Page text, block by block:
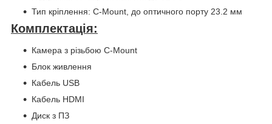
Тип кріплення: C-Mount, до оптичного порту 23.2 мм
Комплектація:
Камера з різьбою C-Mount
Блок живлення
Кабель USB
Кабель HDMI
Диск з ПЗ